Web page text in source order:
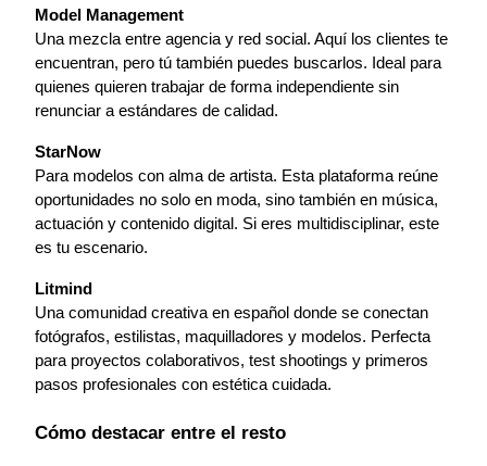
Model Management
Una mezcla entre agencia y red social. Aquí los clientes te
encuentran, pero tú también puedes buscarlos. Ideal para
quienes quieren trabajar de forma independiente sin
renunciar a estándares de calidad.
StarNow
Para modelos con alma de artista. Esta plataforma reúne
oportunidades no solo en moda, sino también en música,
actuación y contenido digital. Si eres multidisciplinar, este
es tu escenario.
Litmind
Una comunidad creativa en español donde se conectan
fotógrafos, estilistas, maquilladores y modelos. Perfecta
para proyectos colaborativos, test shootings y primeros
pasos profesionales con estética cuidada.
Cómo destacar entre el resto